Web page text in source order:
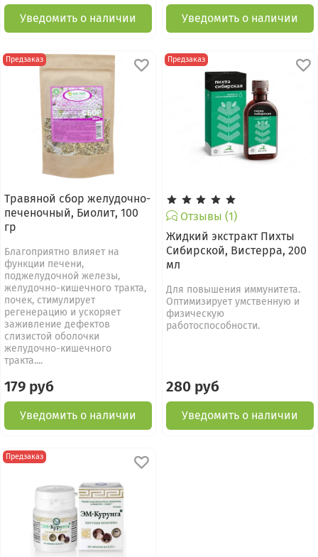
Уведомить о наличии Уведомить о наличии
Предзаказ
Травяной сбор желудочно-
печеночный, Биолит, 100
гр
Благоприятно влияет на
функции печени,
поджелудочной железы,
желудочно-кишечного тракта,
почек, стимулирует
регенерацию и ускоряет
заживление дефектов
слизистой оболочки
желудочно-кишечного
тракта....
179 руб
Уведомить о наличии
Предзаказ
Отзывы (1)
Жидкий экстракт Пихты
Сибирской, Вистерра, 200
мл
Для повышения иммунитета.
Оптимизирует умственную и
физическую
работоспособности.
280 руб
Уведомить о наличии
Предзаказ